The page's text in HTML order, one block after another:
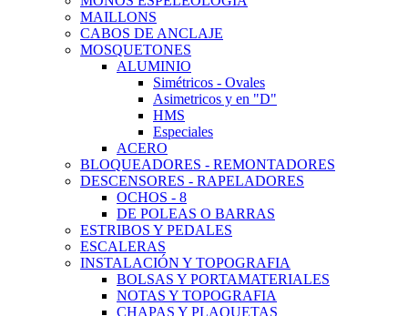
MAILLONS
CABOS DE ANCLAJE
MOSQUETONES
ALUMINIO
Simétricos - Ovales
Asimetricos y en "D"
HMS
Especiales
ACERO
BLOQUEADORES - REMONTADORES
DESCENSORES - RAPELADORES
OCHOS - 8
DE POLEAS O BARRAS
ESTRIBOS Y PEDALES
ESCALERAS
INSTALACIÓN Y TOPOGRAFIA
BOLSAS Y PORTAMATERIALES
NOTAS Y TOPOGRAFIA
CHAPAS Y PLAQUETAS